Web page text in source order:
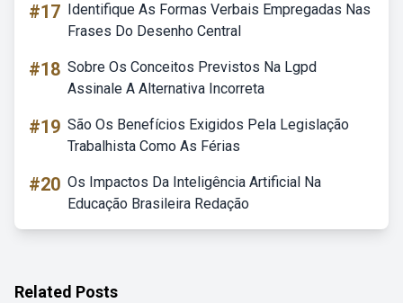
#17 Identifique As Formas Verbais Empregadas Nas
Frases Do Desenho Central
#18 Sobre Os Conceitos Previstos Na Lgpd
Assinale A Alternativa Incorreta
#19 São Os Benefícios Exigidos Pela Legislação
Trabalhista Como As Férias
#20 Os Impactos Da Inteligência Artificial Na
Educação Brasileira Redação
Related Posts